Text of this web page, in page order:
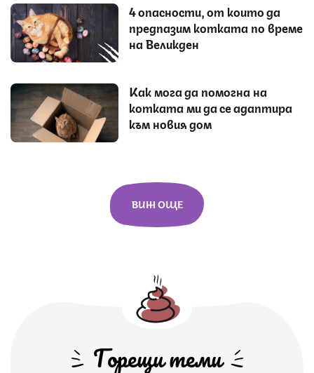
4 опасности, от които да
предпазим котката по време
на Великден
Как мога да помогна на
котката ми да се адаптира
към новия дом
ВИЖ ОЩЕ
Горещи теми